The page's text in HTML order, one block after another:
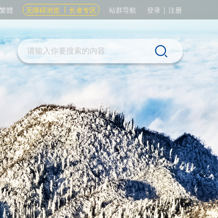
繁體 无障碍浏览 长者专区 站群导航 登录 | 注册